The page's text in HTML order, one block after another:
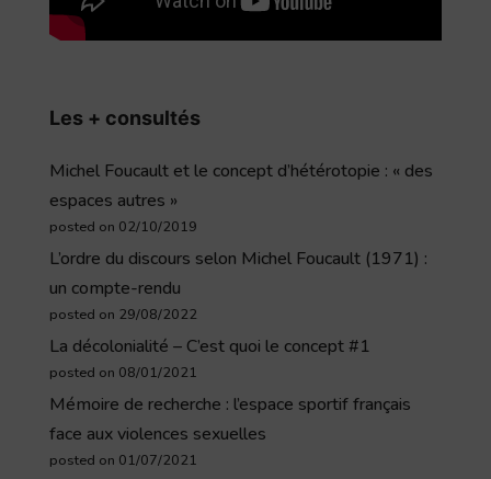
Les + consultés
Michel Foucault et le concept d’hétérotopie : « des
espaces autres »
posted on 02/10/2019
L’ordre du discours selon Michel Foucault (1971) :
un compte-rendu
posted on 29/08/2022
La décolonialité – C’est quoi le concept #1
posted on 08/01/2021
Mémoire de recherche : l’espace sportif français
face aux violences sexuelles
posted on 01/07/2021